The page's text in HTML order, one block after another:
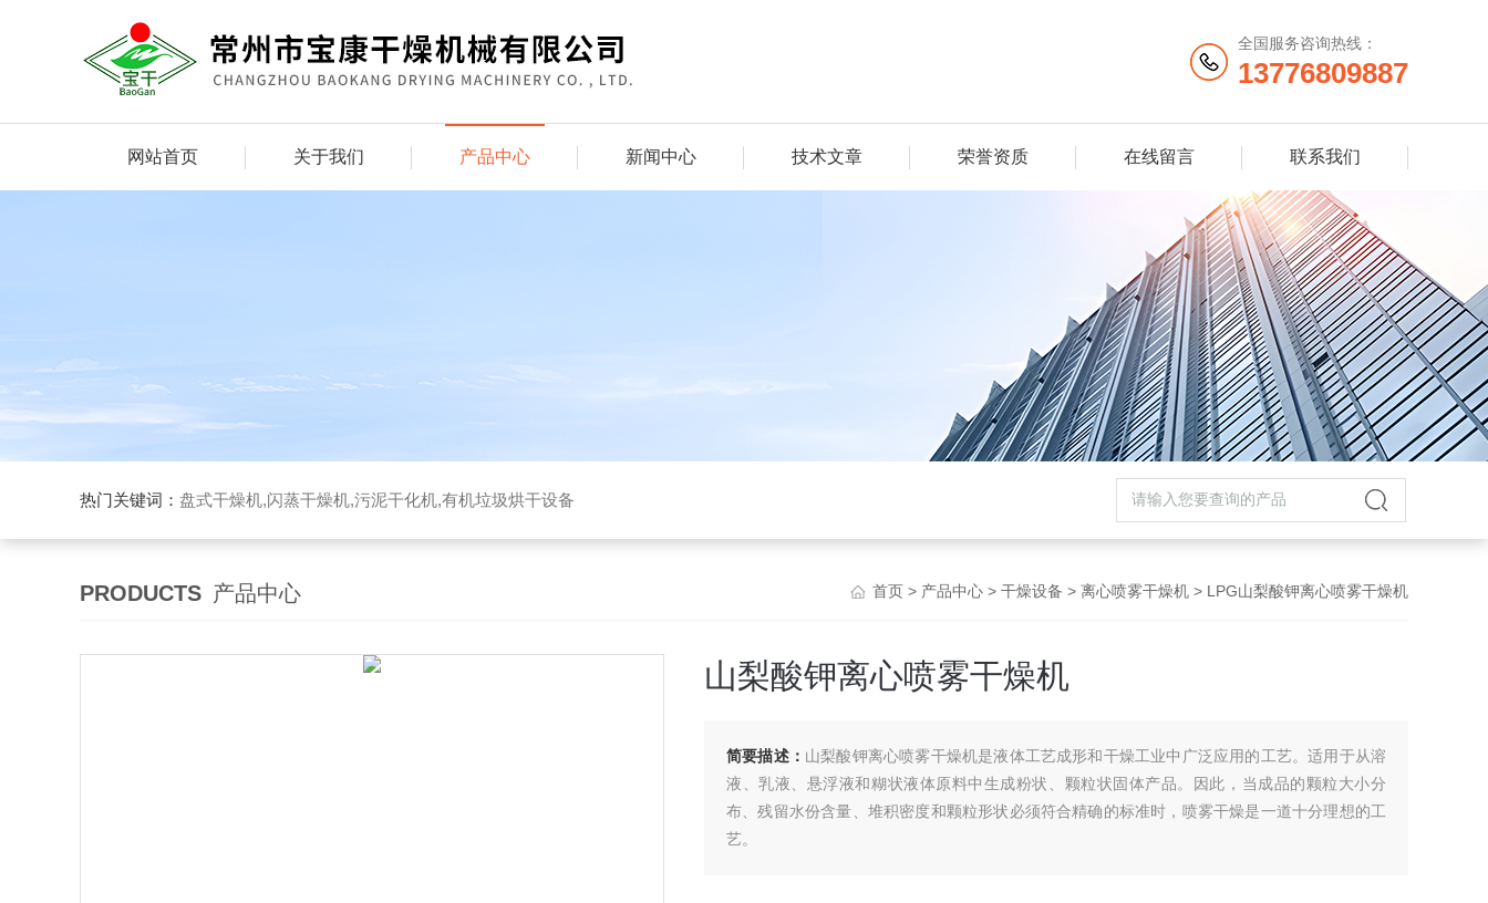
全国服务咨询热线：
13776809887
网站首页 关于我们 产品中心 新闻中心 技术文章 荣誉资质 在线留言 联系我们
热门关键词： 盘式干燥机,闪蒸干燥机,污泥干化机,有机垃圾烘干设备
PRODUCTS 产品中心 首页 > 产品中心 > 干燥设备 > 离心喷雾干燥机 > LPG山梨酸钾离心喷雾干燥机
山梨酸钾离心喷雾干燥机
简要描述： 山梨酸钾离心喷雾干燥机是液体工艺成形和干燥工业中广泛应用的工艺。适用于从溶
液、乳液、悬浮液和糊状液体原料中生成粉状、颗粒状固体产品。因此，当成品的颗粒大小分
布、残留水份含量、堆积密度和颗粒形状必须符合精确的标准时，喷雾干燥是一道十分理想的工
艺。